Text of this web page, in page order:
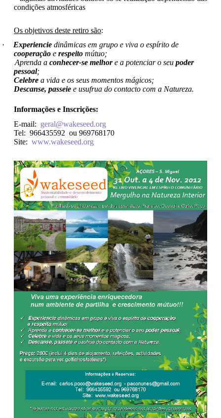
condições atmosféricas
Os objetivos deste retiro são:
·
Experiencie dinâmicas em grupo e viva o espírito de
cooperação e respeito mútuo;
Aprenda a conhecer-se melhore a potenciar o seu poder
pessoal;
Celebre a vida e os seus momentos mágicos;
Descanse, passeie e usufrua do contacto com a Natureza.
Informações e Inscrições:
E-mail: geral@wakeseed.org
Tel: 966435592 ou 969768170
Site: www.wakeseed.org